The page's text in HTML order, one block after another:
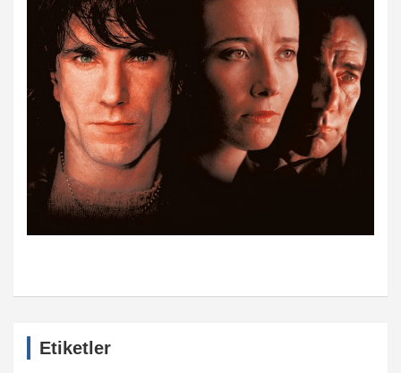
Etiketler